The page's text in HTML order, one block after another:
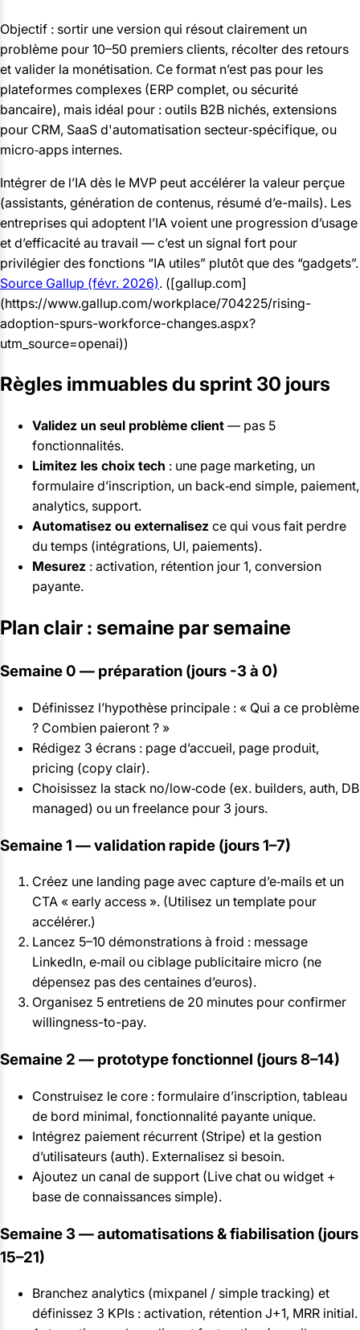
Objectif : sortir une version qui résout clairement un
problème pour 10–50 premiers clients, récolter des retours
et valider la monétisation. Ce format n’est pas pour les
plateformes complexes (ERP complet, ou sécurité
bancaire), mais idéal pour : outils B2B nichés, extensions
pour CRM, SaaS d'automatisation secteur‑spécifique, ou
micro‑apps internes.
Intégrer de l’IA dès le MVP peut accélérer la valeur perçue
(assistants, génération de contenus, résumé d’e-mails). Les
entreprises qui adoptent l’IA voient une progression d’usage
et d’efficacité au travail — c’est un signal fort pour
privilégier des fonctions “IA utiles” plutôt que des “gadgets”.
Source Gallup (févr. 2026). ([gallup.com]
(https://www.gallup.com/workplace/704225/rising-
adoption-spurs-workforce-changes.aspx?
utm_source=openai))
Règles immuables du sprint 30 jours
Validez un seul problème client — pas 5
fonctionnalités.
Limitez les choix tech : une page marketing, un
formulaire d’inscription, un back‑end simple, paiement,
analytics, support.
Automatisez ou externalisez ce qui vous fait perdre
du temps (intégrations, UI, paiements).
Mesurez : activation, rétention jour 1, conversion
payante.
Plan clair : semaine par semaine
Semaine 0 — préparation (jours -3 à 0)
Définissez l’hypothèse principale : « Qui a ce problème
? Combien paieront ? »
Rédigez 3 écrans : page d’accueil, page produit,
pricing (copy clair).
Choisissez la stack no/low‑code (ex. builders, auth, DB
managed) ou un freelance pour 3 jours.
Semaine 1 — validation rapide (jours 1–7)
Créez une landing page avec capture d’e‑mails et un
CTA « early access ». (Utilisez un template pour
accélérer.)
Lancez 5–10 démonstrations à froid : message
LinkedIn, e‑mail ou ciblage publicitaire micro (ne
dépensez pas des centaines d’euros).
Organisez 5 entretiens de 20 minutes pour confirmer
willingness-to-pay.
Semaine 2 — prototype fonctionnel (jours 8–14)
Construisez le core : formulaire d’inscription, tableau
de bord minimal, fonctionnalité payante unique.
Intégrez paiement récurrent (Stripe) et la gestion
d’utilisateurs (auth). Externalisez si besoin.
Ajoutez un canal de support (Live chat ou widget +
base de connaissances simple).
Semaine 3 — automatisations & fiabilisation (jours
15–21)
Branchez analytics (mixpanel / simple tracking) et
définissez 3 KPIs : activation, rétention J+1, MRR initial.